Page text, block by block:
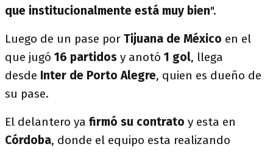
que institucionalmente está muy bien".
Luego de un pase por Tijuana de México en el
que jugó 16 partidos y anotó 1 gol, llega
desde Inter de Porto Alegre, quien es dueño de
su pase.
El delantero ya firmó su contrato y esta en
Córdoba, donde el equipo esta realizando